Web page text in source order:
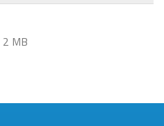
2 MB